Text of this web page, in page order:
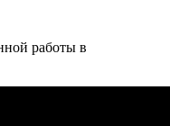
работы в